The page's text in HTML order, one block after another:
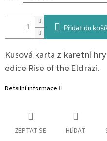
Přidat do
Kusová karta z karetní
edice Rise of the Eldrazi.
Detailní informace
ZEPTAT SE HLÍDAT